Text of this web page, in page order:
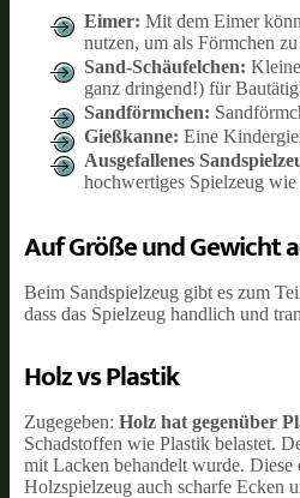
Eimer: Mit dem Eimer
nutzen, um als Förmchen
Sand-Schäufelchen:
ganz dringend!) für
Sandförmchen:
Gießkanne: Eine
Ausgefallenes
hochwertiges Spielzeug
Auf Größe und Gewicht
Beim Sandspielzeug gibt es zum
dass das Spielzeug handlich und
Holz vs Plastik
Zugegeben: Holz hat gegenüber
Schadstoffen wie Plastik belastet.
mit Lacken behandelt wurde.
Holzspielzeug auch scharfe Ecken